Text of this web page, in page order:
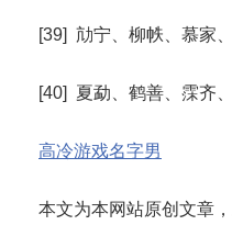
[39] 劥宁、柳帙、慕家
[40] 夏勐、鹤善、霂齐
高冷游戏名字男
本文为本网站原创文章